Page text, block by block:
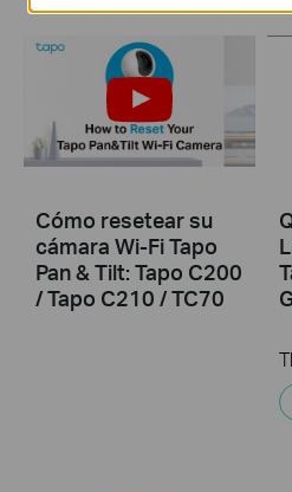
Cómo resetear su
cámara Wi-Fi Tapo
Pan & Tilt: Tapo C200
/ Tapo C210 / TC70